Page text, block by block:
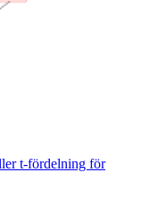
t-fördelning för